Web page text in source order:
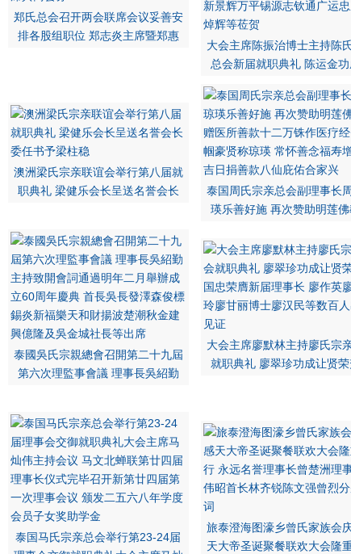
郑氏总会召开两会联席会议妥善安
排各股组职位 郑志炎主席暨郑惠
大会主席陈振治博士主持陈
总会新届就职典礼 陈运金
澳洲梁氏宗亲联谊会举行第八届就
职典礼 梁健乐会长呈送名誉会长
泰国周氏宗亲总会副理事长
瑛乐善好施 再次赞助明莲
泰國吳氏宗親總會召開第二十九屆
第六次理監事會議 理事長吳紹勤
大会主席廖默林主持廖氏宗
就职典礼 廖翠珍功成让贤
泰国马氏宗亲总会举行第23-24届
旅泰澄海图濠乡曾氏家族会
天大帝圣诞聚餐联欢大会隆